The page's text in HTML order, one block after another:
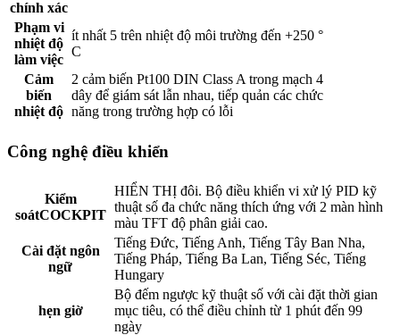
chính xác
Phạm vi
nhiệt độ
làm việc
ít nhất 5 trên nhiệt độ môi trường đến +250 °
C
Cảm
biến
nhiệt độ
2 cảm biến Pt100 DIN Class A trong mạch 4
dây để giám sát lẫn nhau, tiếp quản các chức
năng trong trường hợp có lỗi
Công nghệ điều khiển
Kiểm
soátCOCKPIT
HIỂN THỊ đôi. Bộ điều khiển vi xử lý PID kỹ
thuật số đa chức năng thích ứng với 2 màn hình
màu TFT độ phân giải cao.
Cài đặt ngôn
ngữ
Tiếng Đức, Tiếng Anh, Tiếng Tây Ban Nha,
Tiếng Pháp, Tiếng Ba Lan, Tiếng Séc, Tiếng
Hungary
hẹn giờ
Bộ đếm ngược kỹ thuật số với cài đặt thời gian
mục tiêu, có thể điều chỉnh từ 1 phút đến 99
ngày